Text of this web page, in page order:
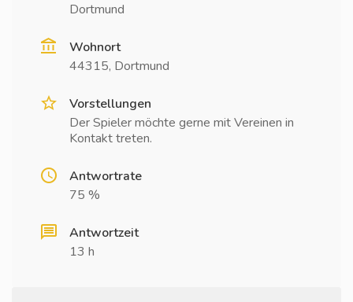
Dortmund
Wohnort
44315, Dortmund
Vorstellungen
Der Spieler möchte gerne mit Vereinen in
Kontakt treten.
Antwortrate
75 %
Antwortzeit
13 h